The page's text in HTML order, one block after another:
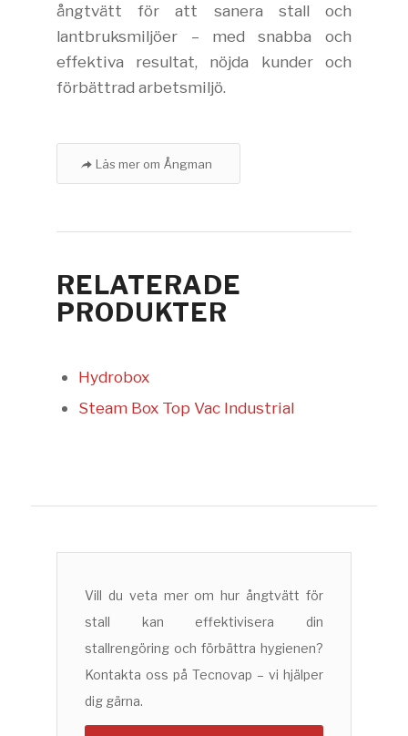
ångtvätt för att sanera stall och
lantbruksmiljöer – med snabba och
effektiva resultat, nöjda kunder och
förbättrad arbetsmiljö.
Läs mer om Ångman
RELATERADE
PRODUKTER
Hydrobox
Steam Box Top Vac Industrial
Vill du veta mer om hur ångtvätt för
stall kan effektivisera din
stallrengöring och förbättra hygienen?
Kontakta oss på Tecnovap – vi hjälper
dig gärna.